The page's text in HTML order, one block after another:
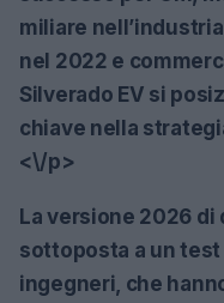
miliare
nel 2022 e
Silverado EV si
chiave nella
<\/p>
La versione 2026
sottoposta a un
ingegneri, che